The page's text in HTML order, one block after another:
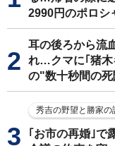
2990円のポロシ
耳の後ろから流
れ…クマに｢猪木
の"数十秒間の
秀吉の野望と勝家の
｢お市の再婚｣で